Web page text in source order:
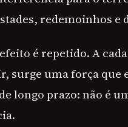
redemoinhos e
é repetido. A
surge uma força
longo prazo: não é